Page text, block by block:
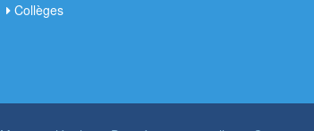
Collèges